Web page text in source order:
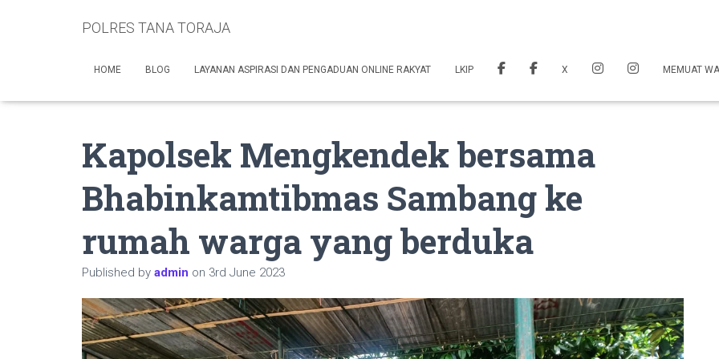
POLRES TANA TORAJA
HOME BLOG LAYANAN ASPIRASI DAN PENGADUAN ONLINE RAKYAT LKIP X MEMUAT
Kapolsek Mengkendek bersama
Bhabinkamtibmas Sambang ke
rumah warga yang berduka
Published by admin on 3rd June 2023